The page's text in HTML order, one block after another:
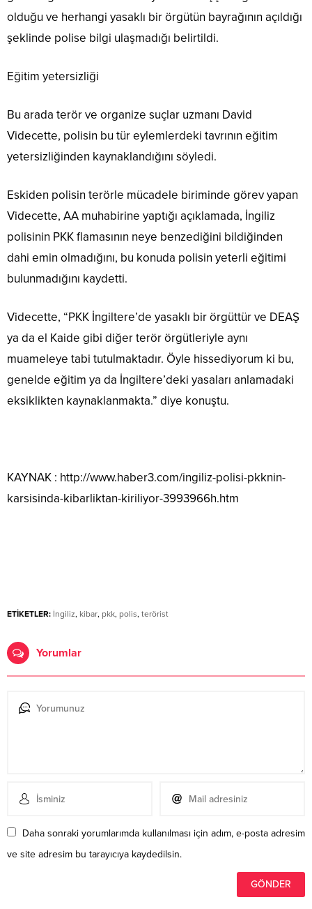
olduğu ve herhangi yasaklı bir örgütün bayrağının açıldığı
şeklinde polise bilgi ulaşmadığı belirtildi.
Eğitim yetersizliği
Bu arada terör ve organize suçlar uzmanı David
Videcette, polisin bu tür eylemlerdeki tavrının eğitim
yetersizliğinden kaynaklandığını söyledi.
Eskiden polisin terörle mücadele biriminde görev yapan
Videcette, AA muhabirine yaptığı açıklamada, İngiliz
polisinin PKK flamasının neye benzediğini bildiğinden
dahi emin olmadığını, bu konuda polisin yeterli eğitimi
bulunmadığını kaydetti.
Videcette, “PKK İngiltere’de yasaklı bir örgüttür ve DEAŞ
ya da el Kaide gibi diğer terör örgütleriyle aynı
muameleye tabi tutulmaktadır. Öyle hissediyorum ki bu,
genelde eğitim ya da İngiltere’deki yasaları anlamadaki
eksiklikten kaynaklanmakta.” diye konuştu.
KAYNAK : http://www.haber3.com/ingiliz-polisi-pkknin-
karsisinda-kibarliktan-kiriliyor-3993966h.htm
ETİKETLER: İngiliz, kibar, pkk, polis, terörist
Yorumlar
Daha sonraki yorumlarımda kullanılması için adım, e-posta adresim
ve site adresim bu tarayıcıya kaydedilsin.